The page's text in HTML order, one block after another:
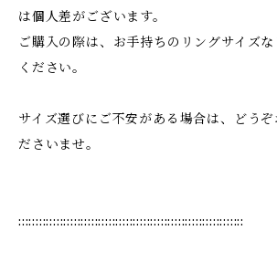
は個人差がございます。
ご購入の際は、お手持ちのリングサイズ
ください。
サイズ選びにご不安がある場合は、どう
ださいませ。
:::::::::::::::::::::::::::::::::::::::::::::::::::::::::::::::::